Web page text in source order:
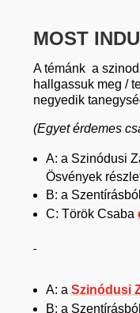
MOST
A témánk a
hallgassuk meg /
negyedik
(Egyet érdemes
A: a Szinódusi
Ösvények
B: a
C: Török Csaba
A: aSzinódusi
B: a